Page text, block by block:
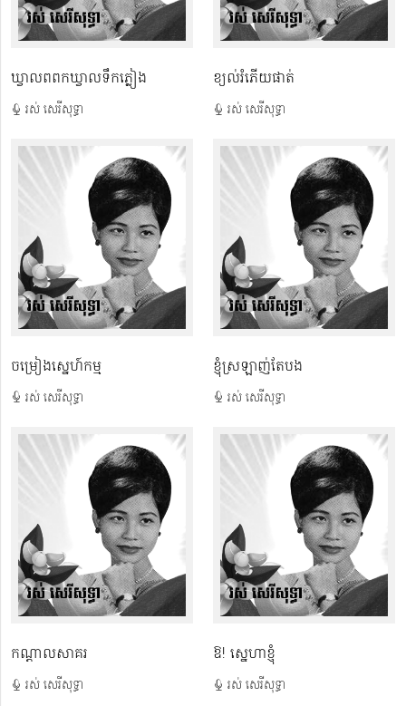
ឃ្វាលពពកឃ្វាលទឹកភ្លៀង
រស់ សេរីសុទ្ធា
ខ្យល់រំភើយផាត់
រស់ សេរីសុទ្ធា
ចម្រៀងស្នេហ៍កម្ម
រស់ សេរីសុទ្ធា
ខ្ញុំស្រឡាញ់តែបង
រស់ សេរីសុទ្ធា
កណ្ដាលសាគរ
រស់ សេរីសុទ្ធា
ឱ! ស្នេហាខ្ញុំ
រស់ សេរីសុទ្ធា